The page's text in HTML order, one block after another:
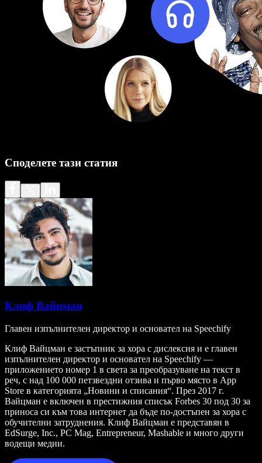
Споделете тази статия
Клиф Вайцман
Главен изпълнителен директор и основател на Speechify
Клиф Вайцман е застъпник за хора с дислексия и е главен
изпълнителен директор и основател на Speechify —
приложението номер 1 в света за преобразуване на текст в
реч, с над 100 000 петзвездни отзива и първо място в App
Store в категорията „Новини и списания“. През 2017 г.
Вайцман е включен в престижния списък Forbes 30 под 30 за
приноса си към това интернет да бъде по-достъпен за хора с
обучителни затруднения. Клиф Вайцман е представян в
EdSurge, Inc., PC Mag, Entrepreneur, Mashable и много други
водещи медии.